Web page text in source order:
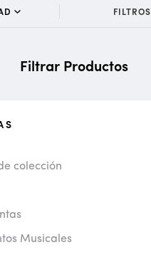
FILTROS
Filtrar Productos
colección
Musicales